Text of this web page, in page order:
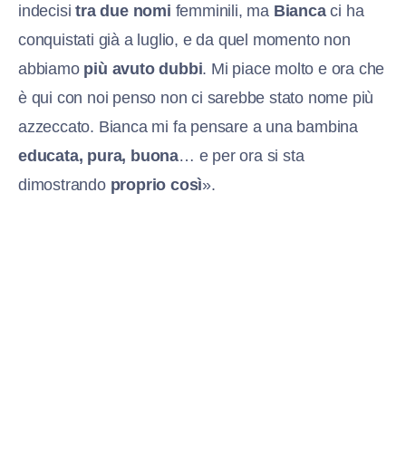
indecisitra due nomi femminili, ma Biancaci ha
conquistati già a luglio, e da quel momento non
abbiamo più avuto dubbi. Mi piace molto e ora che
è qui con noi penso non ci sarebbe stato nome più
azzeccato. Bianca mi fa pensare a una bambina
educata, pura, buona… e per ora si sta
dimostrando proprio così».